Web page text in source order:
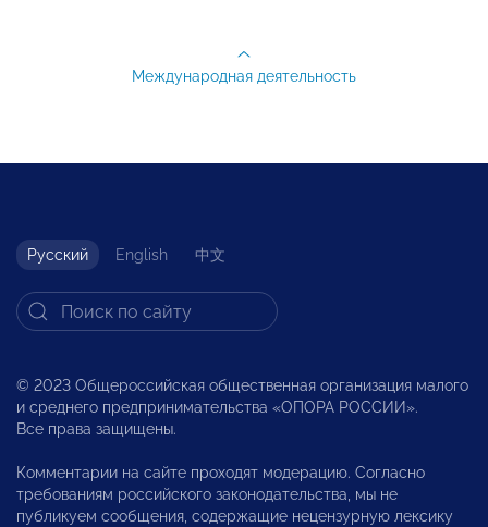
Международная деятельность
Русский English 中文
© 2023 Общероссийская общественная организация малого
и среднего предпринимательства «ОПОРА РОССИИ».
Все права защищены.
Комментарии на сайте проходят модерацию. Согласно
требованиям российского законодательства, мы не
публикуем сообщения, содержащие нецензурную лексику